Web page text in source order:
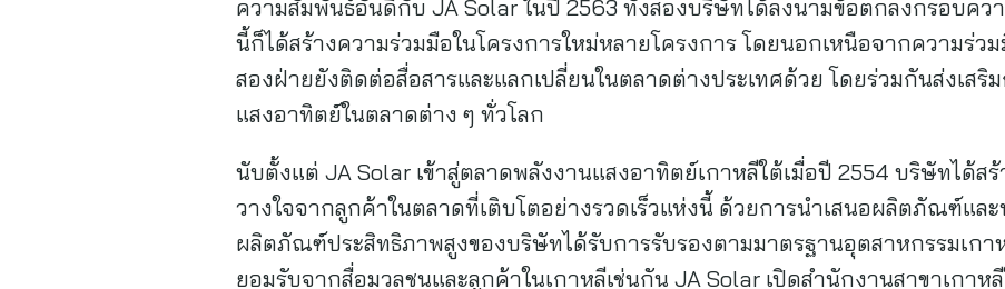
ความสัมพันธ์อันดีกับ JA Solar ในปี 2563 ทั้งสองบริษัทได้ลงนามข้อตกลงกรอบคว
นี้ก็ได้สร้างความร่วมมือในโครงการใหม่หลายโครงการ โดยนอกเหนือจากความร่ว
สองฝ่ายยังติดต่อสื่อสารและแลกเปลี่ยนในตลาดต่างประเทศด้วย โดยร่วมกันส่งเส
แสงอาทิตย์ในตลาดต่าง ๆ ทั่วโลก
นับตั้งแต่ JA Solar เข้าสู่ตลาดพลังงานแสงอาทิตย์เกาหลีใต้เมื่อปี 2554 บริษัทได้สร้
วางใจจากลูกค้าในตลาดที่เติบโตอย่างรวดเร็วแห่งนี้ ด้วยการนำเสนอผลิตภัณฑ์แล
ผลิตภัณฑ์ประสิทธิภาพสูงของบริษัทได้รับการรับรองตามมาตรฐานอุตสาหกรรมเกา
ยอมรับจากสื่อมวลชนและลูกค้าในเกาหลีเช่นกัน JA Solar เปิดสำนักงานสาขาเกาห